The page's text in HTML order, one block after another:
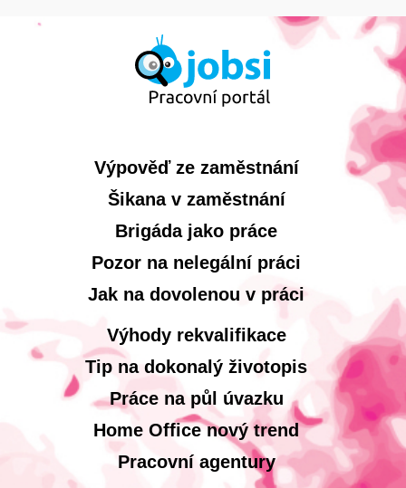
Výpověď ze zaměstnání
Šikana v zaměstnání
Brigáda jako práce
Pozor na nelegální práci
Jak na dovolenou v práci
Výhody rekvalifikace
Tip na dokonalý životopis
Práce na půl úvazku
Home Office nový trend
Pracovní agentury